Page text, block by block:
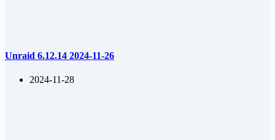
Unraid 6.12.14 2024-11-26
2024-11-28